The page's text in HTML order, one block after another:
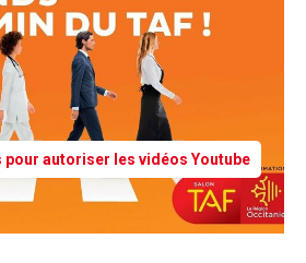
pour autoriser les vidéos Youtube